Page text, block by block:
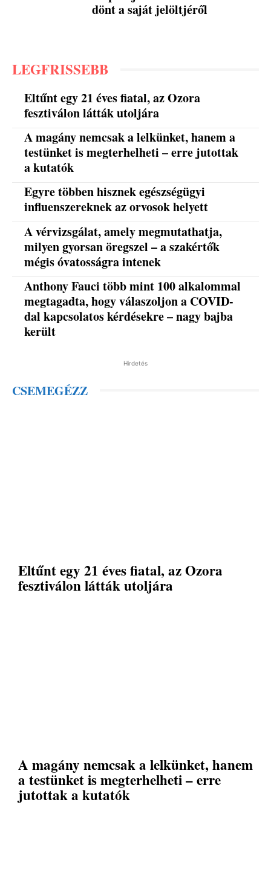
dönt a saját jelöltjéről
LEGFRISSEBB
Eltűnt egy 21 éves fiatal, az Ozora
fesztiválon látták utoljára
A magány nemcsak a lelkünket, hanem a
testünket is megterhelheti – erre jutottak
a kutatók
Egyre többen hisznek egészségügyi
influenszereknek az orvosok helyett
A vérvizsgálat, amely megmutathatja,
milyen gyorsan öregszel – a szakértők
mégis óvatosságra intenek
Anthony Fauci több mint 100 alkalommal
megtagadta, hogy válaszoljon a COVID-
dal kapcsolatos kérdésekre – nagy bajba
került
Hirdetés
CSEMEGÉZZ
Eltűnt egy 21 éves fiatal, az Ozora
fesztiválon látták utoljára
A magány nemcsak a lelkünket, hanem
a testünket is megterhelheti – erre
jutottak a kutatók